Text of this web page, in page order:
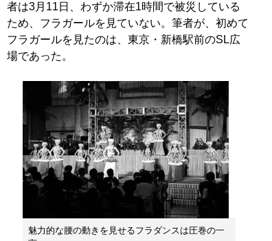
者は3月11日、わずか滞在1時間で被災している
ため、フラガールを見ていない。筆者が、初めて
フラガールを見たのは、東京・新橋駅前のSL広
場であった。
魅力的な腰の動きを見せるフラダンスは圧巻の一